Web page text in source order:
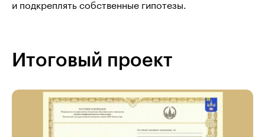
и подкреплять собственные гипотезы.
Итоговый проект